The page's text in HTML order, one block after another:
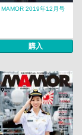
MAMOR 2019年12月号
購入